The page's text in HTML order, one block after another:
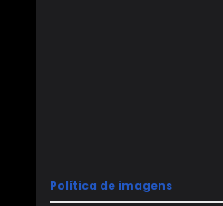
Política de imagens